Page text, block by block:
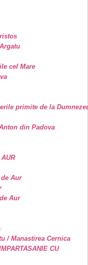
cel Mare
primite de la
din Padova
Aur
Aur
/ Manastirea Cernica
CU